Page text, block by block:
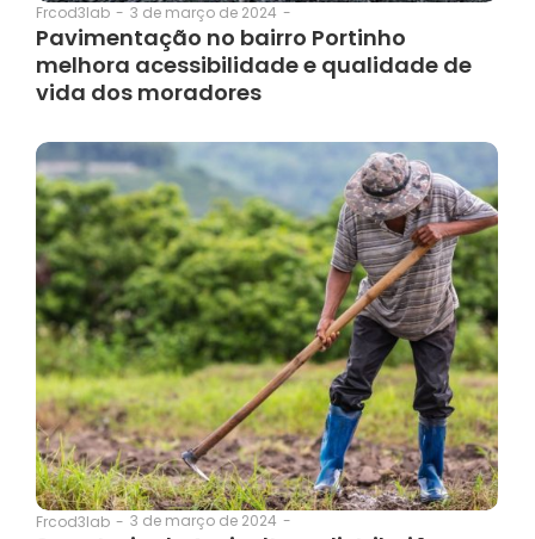
Frcod3lab - 3 de março de 2024 -
Pavimentação no bairro Portinho
melhora acessibilidade e qualidade de
vida dos moradores
Frcod3lab - 3 de março de 2024 -